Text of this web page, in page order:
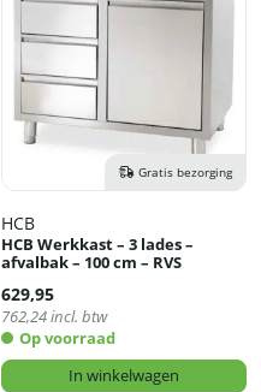
Gratis bezorging
HCB
HCB Werkkast – 3 lades –
afvalbak – 100 cm – RVS
629,95
762,24incl. btw
Op voorraad
In winkelwagen